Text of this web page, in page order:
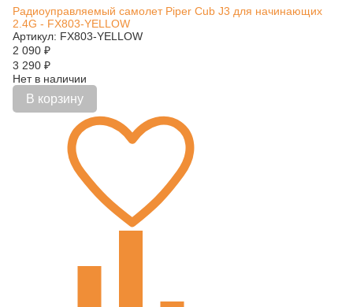
Радиоуправляемый самолет Piper Cub J3 для начинающих
2.4G - FX803-YELLOW
Артикул: FX803-YELLOW
2 090 ₽
3 290 ₽
Нет в наличии
В корзину